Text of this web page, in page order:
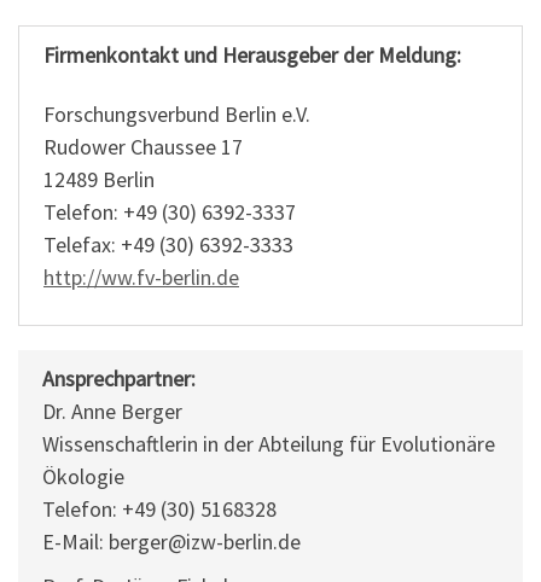
Firmenkontakt und Herausgeber der Meldung:
Forschungsverbund Berlin e.V.
Rudower Chaussee 17
12489 Berlin
Telefon: +49 (30) 6392-3337
Telefax: +49 (30) 6392-3333
http://ww.fv-berlin.de
Ansprechpartner:
Dr. Anne Berger
Wissenschaftlerin in der Abteilung für Evolutionäre
Ökologie
Telefon: +49 (30) 5168328
E-Mail: berger@izw-berlin.de